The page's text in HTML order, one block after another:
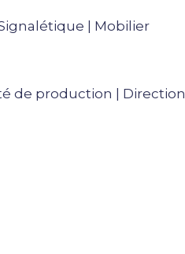
| Mobilier
de production | Direction